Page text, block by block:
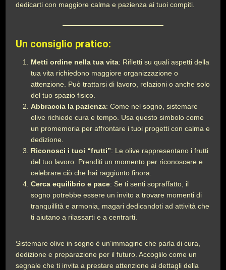
dedicarti con maggiore calma e pazienza ai tuoi compiti.
Un consiglio pratico:
Metti ordine nella tua vita: Rifletti su quali aspetti della
tua vita richiedono maggiore organizzazione o
attenzione. Può trattarsi di lavoro, relazioni o anche solo
del tuo spazio fisico.
Abbraccia la pazienza: Come nel sogno, sistemare
olive richiede cura e tempo. Usa questo simbolo come
un promemoria per affrontare i tuoi progetti con calma e
dedizione.
Riconosci i tuoi “frutti”: Le olive rappresentano i frutti
del tuo lavoro. Prenditi un momento per riconoscere e
celebrare ciò che hai raggiunto finora.
Cerca equilibrio e pace: Se ti senti sopraffatto, il
sogno potrebbe essere un invito a trovare momenti di
tranquillità e armonia, magari dedicandoti ad attività che
ti aiutano a rilassarti e a centrarti.
Sistemare olive in sogno è un’immagine che parla di cura,
dedizione e preparazione per il futuro. Accoglilo come un
segnale che ti invita a prestare attenzione ai dettagli della